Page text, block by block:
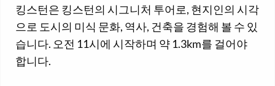
킹스턴은 킹스턴의 시그니처 투어로, 현지인의 시각
으로 도시의 미식 문화, 역사, 건축을 경험해 볼 수 있
습니다. 오전 11시에 시작하며 약 1.3km를 걸어야
합니다.